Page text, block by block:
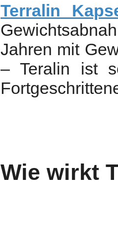
Terralin
Jahren mit
– Teralin ist
Wie wirkt